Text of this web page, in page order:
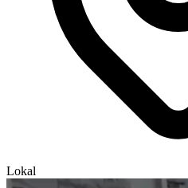
Lokal